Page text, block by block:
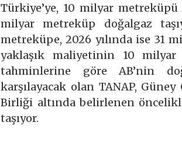
Türkiye’ye, 10 milyar
milyar metreküp doğalgaz
metreküpe, 2026 yılında ise 31
yaklaşık maliyetinin 10 milyar
tahminlerine göre AB’nin
karşılayacak olan TANAP,
Birliği altında belirlenen
taşıyor.